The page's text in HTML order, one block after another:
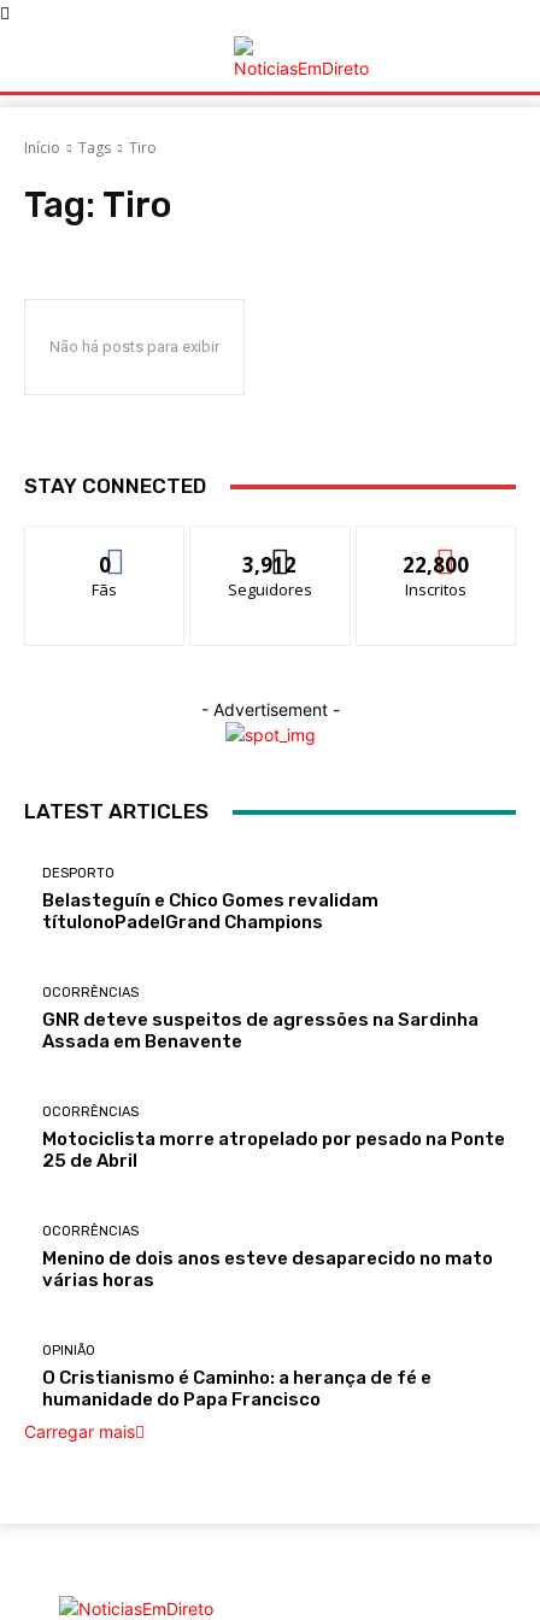
Início Tags Tiro
Tag: Tiro
Não há posts para exibir
STAY CONNECTED
0
Fãs
3,912
Seguidores
22,800
Inscritos
- Advertisement -
LATEST ARTICLES
DESPORTO
Belasteguín e Chico Gomes revalidam
títulonoPadelGrand Champions
OCORRÊNCIAS
GNR deteve suspeitos de agressões na Sardinha
Assada em Benavente
OCORRÊNCIAS
Motociclista morre atropelado por pesado na Ponte
25 de Abril
OCORRÊNCIAS
Menino de dois anos esteve desaparecido no mato
várias horas
OPINIÃO
O Cristianismo é Caminho: a herança de fé e
humanidade do Papa Francisco
Carregar mais